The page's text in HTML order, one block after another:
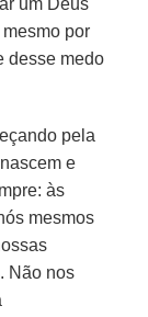
por
desse medo
pela
e
às
mesmos
Não nos